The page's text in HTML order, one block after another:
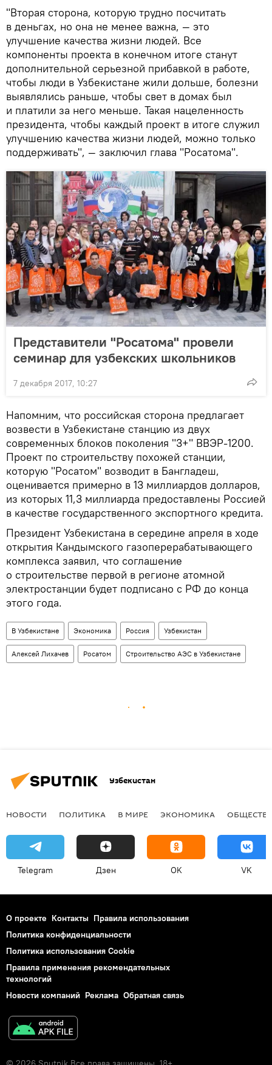
"Вторая сторона, которую трудно посчитать
в деньгах, но она не менее важна, — это
улучшение качества жизни людей. Все
компоненты проекта в конечном итоге станут
дополнительной серьезной прибавкой в работе,
чтобы люди в Узбекистане жили дольше, болезни
выявлялись раньше, чтобы свет в домах был
и платили за него меньше. Такая нацеленность
президента, чтобы каждый проект в итоге служил
улучшению качества жизни людей, можно только
поддерживать", — заключил глава "Росатома".
Представители "Росатома" провели
семинар для узбекских школьников
7 декабря 2017, 10:27
Напомним, что российская сторона предлагает
возвести в Узбекистане станцию из двух
современных блоков поколения "3+" ВВЭР-1200.
Проект по строительству похожей станции,
которую "Росатом" возводит в Бангладеш,
оценивается примерно в 13 миллиардов долларов,
из которых 11,3 миллиарда предоставлены Россией
в качестве государственного экспортного кредита.
Президент Узбекистана в середине апреля в ходе
открытия Кандымского газоперерабатывающего
комплекса заявил, что соглашение
о строительстве первой в регионе атомной
электростанции будет подписано с РФ до конца
этого года.
В Узбекистане Экономика Россия Узбекистан
Алексей Лихачев Росатом Строительство АЭС в Узбекистане
Узбекистан
НОВОСТИ ПОЛИТИКА В МИРЕ ЭКОНОМИКА
Telegram Дзен OK VK
О проекте Контакты Правила использования
Политика конфиденциальности
Политика использования Cookie
Правила применения рекомендательных
технологий
Новости компаний Реклама Обратная связь